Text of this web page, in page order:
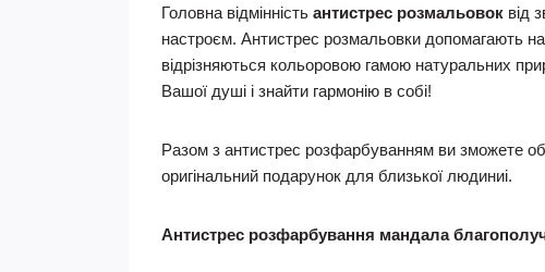
Головна відмінність антистрес розмальовок від
настроєм. Антистрес розмальовки допомагають
відрізняються кольоровою гамою натуральних
Вашої душі і знайти гармонію в собі!
Разом з антистрес розфарбуванням ви зможете
оригінальний подарунок для близької людиниі.
Антистрес розфарбування мандала